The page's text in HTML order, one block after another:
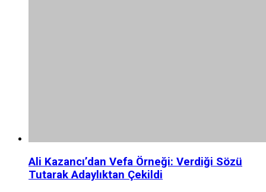
Ali Kazancı’dan Vefa Örneği: Verdiği Sözü
Tutarak Adaylıktan Çekildi